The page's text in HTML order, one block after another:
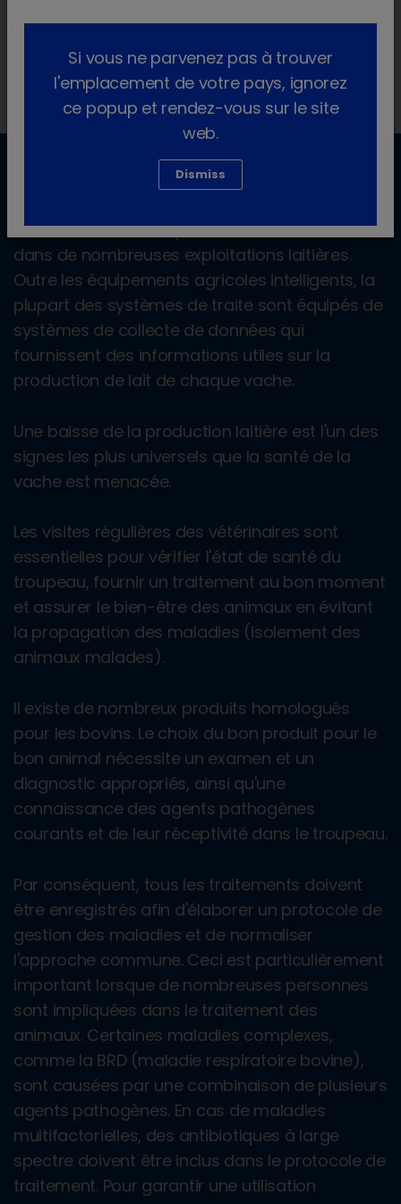
Les implications pratiques
Les données sont disponibles en abondance
dans de nombreuses exploitations laitières.
Outre les équipements agricoles intelligents, la
plupart des systèmes de traite sont équipés de
systèmes de collecte de données qui
fournissent des informations utiles sur la
production de lait de chaque vache.
Une baisse de la production laitière est l'un des
signes les plus universels que la santé de la
vache est menacée.
Les visites régulières des vétérinaires sont
essentielles pour vérifier l'état de santé du
troupeau, fournir un traitement au bon moment
et assurer le bien-être des animaux en évitant
la propagation des maladies (isolement des
animaux malades).
Il existe de nombreux produits homologués
pour les bovins. Le choix du bon produit pour le
bon animal nécessite un examen et un
diagnostic appropriés, ainsi qu'une
connaissance des agents pathogènes
courants et de leur réceptivité dans le troupeau.
Par conséquent, tous les traitements doivent
être enregistrés afin d'élaborer un protocole de
gestion des maladies et de normaliser
l'approche commune. Ceci est particulièrement
important lorsque de nombreuses personnes
sont impliquées dans le traitement des
animaux. Certaines maladies complexes,
comme la BRD (maladie respiratoire bovine),
sont causées par une combinaison de plusieurs
agents pathogènes. En cas de maladies
multifactorielles, des antibiotiques à large
spectre doivent être inclus dans le protocole de
traitement. Pour garantir une utilisation
Si vous ne parvenez pas à trouver
l'emplacement de votre pays, ignorez
ce popup et rendez-vous sur le site
web.
Dismiss